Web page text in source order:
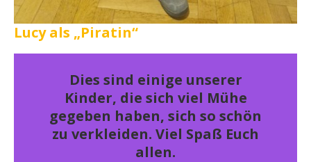
Lucy als „Piratin“
Dies sind einige unserer
Kinder, die sich viel Mühe
gegeben haben, sich so schön
zu verkleiden. Viel Spaß Euch
allen.